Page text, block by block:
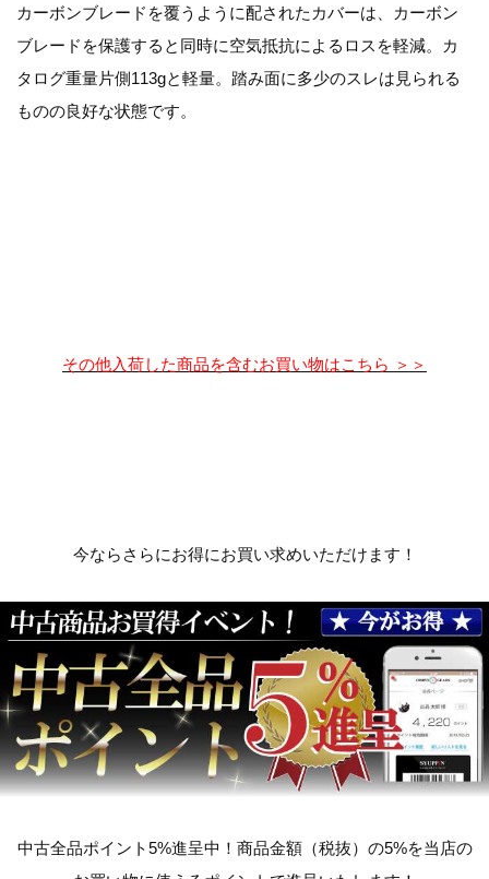
カーボンブレードを覆うように配されたカバーは、カーボン
ブレードを保護すると同時に空気抵抗によるロスを軽減。カ
タログ重量片側113gと軽量。踏み面に多少のスレは見られる
ものの良好な状態です。
その他入荷した商品を含むお買い物はこちら ＞＞
今ならさらにお得にお買い求めいただけます！
中古全品ポイント5%進呈中！商品金額（税抜）の5%を当店の